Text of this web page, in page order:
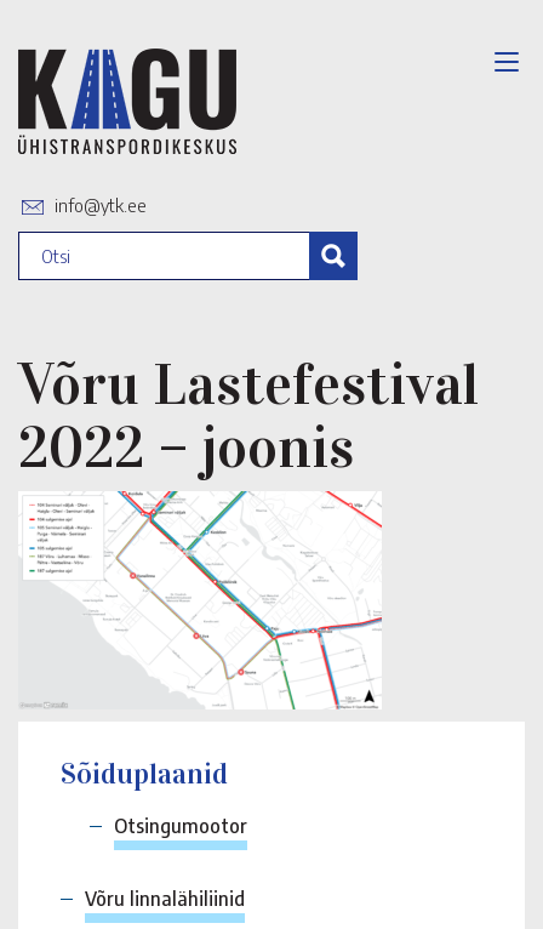
info@ytk.ee
Võru Lastefestival
2022 – joonis
Sõiduplaanid
Otsingumootor
Võru linnalähiliinid